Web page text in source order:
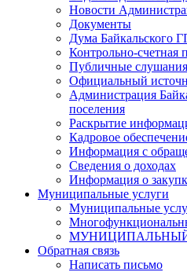
Новости
Документы
Дума Байкальского
Контрольно-счетная
Публичные слушания
Официальный
Администрация
поселения
Раскрытие
Кадровое
Информация с
Сведения о доходах
Информация о
Муниципальные услуги
Муниципальные
Обратная связь
Написать письмо